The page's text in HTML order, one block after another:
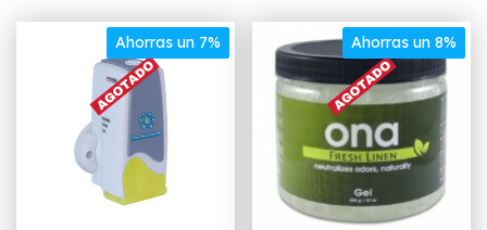
Ahorras un 7% Ahorras un 8%